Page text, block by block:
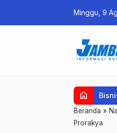
Minggu, 9
home
Beranda »
Prorakya